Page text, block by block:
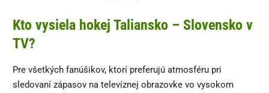
Kto vysiela hokej Taliansko – Slovensko v
TV?
Pre všetkých fanúšikov, ktorí preferujú atmosféru pri
sledovaní zápasov na televíznej obrazovke vo vysokom